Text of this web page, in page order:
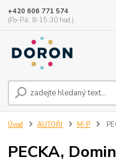
+420 606 771 574
(Po-Pá, 8-15:30 hod.)
Úvod AUTOŘI M-P
PECKA,